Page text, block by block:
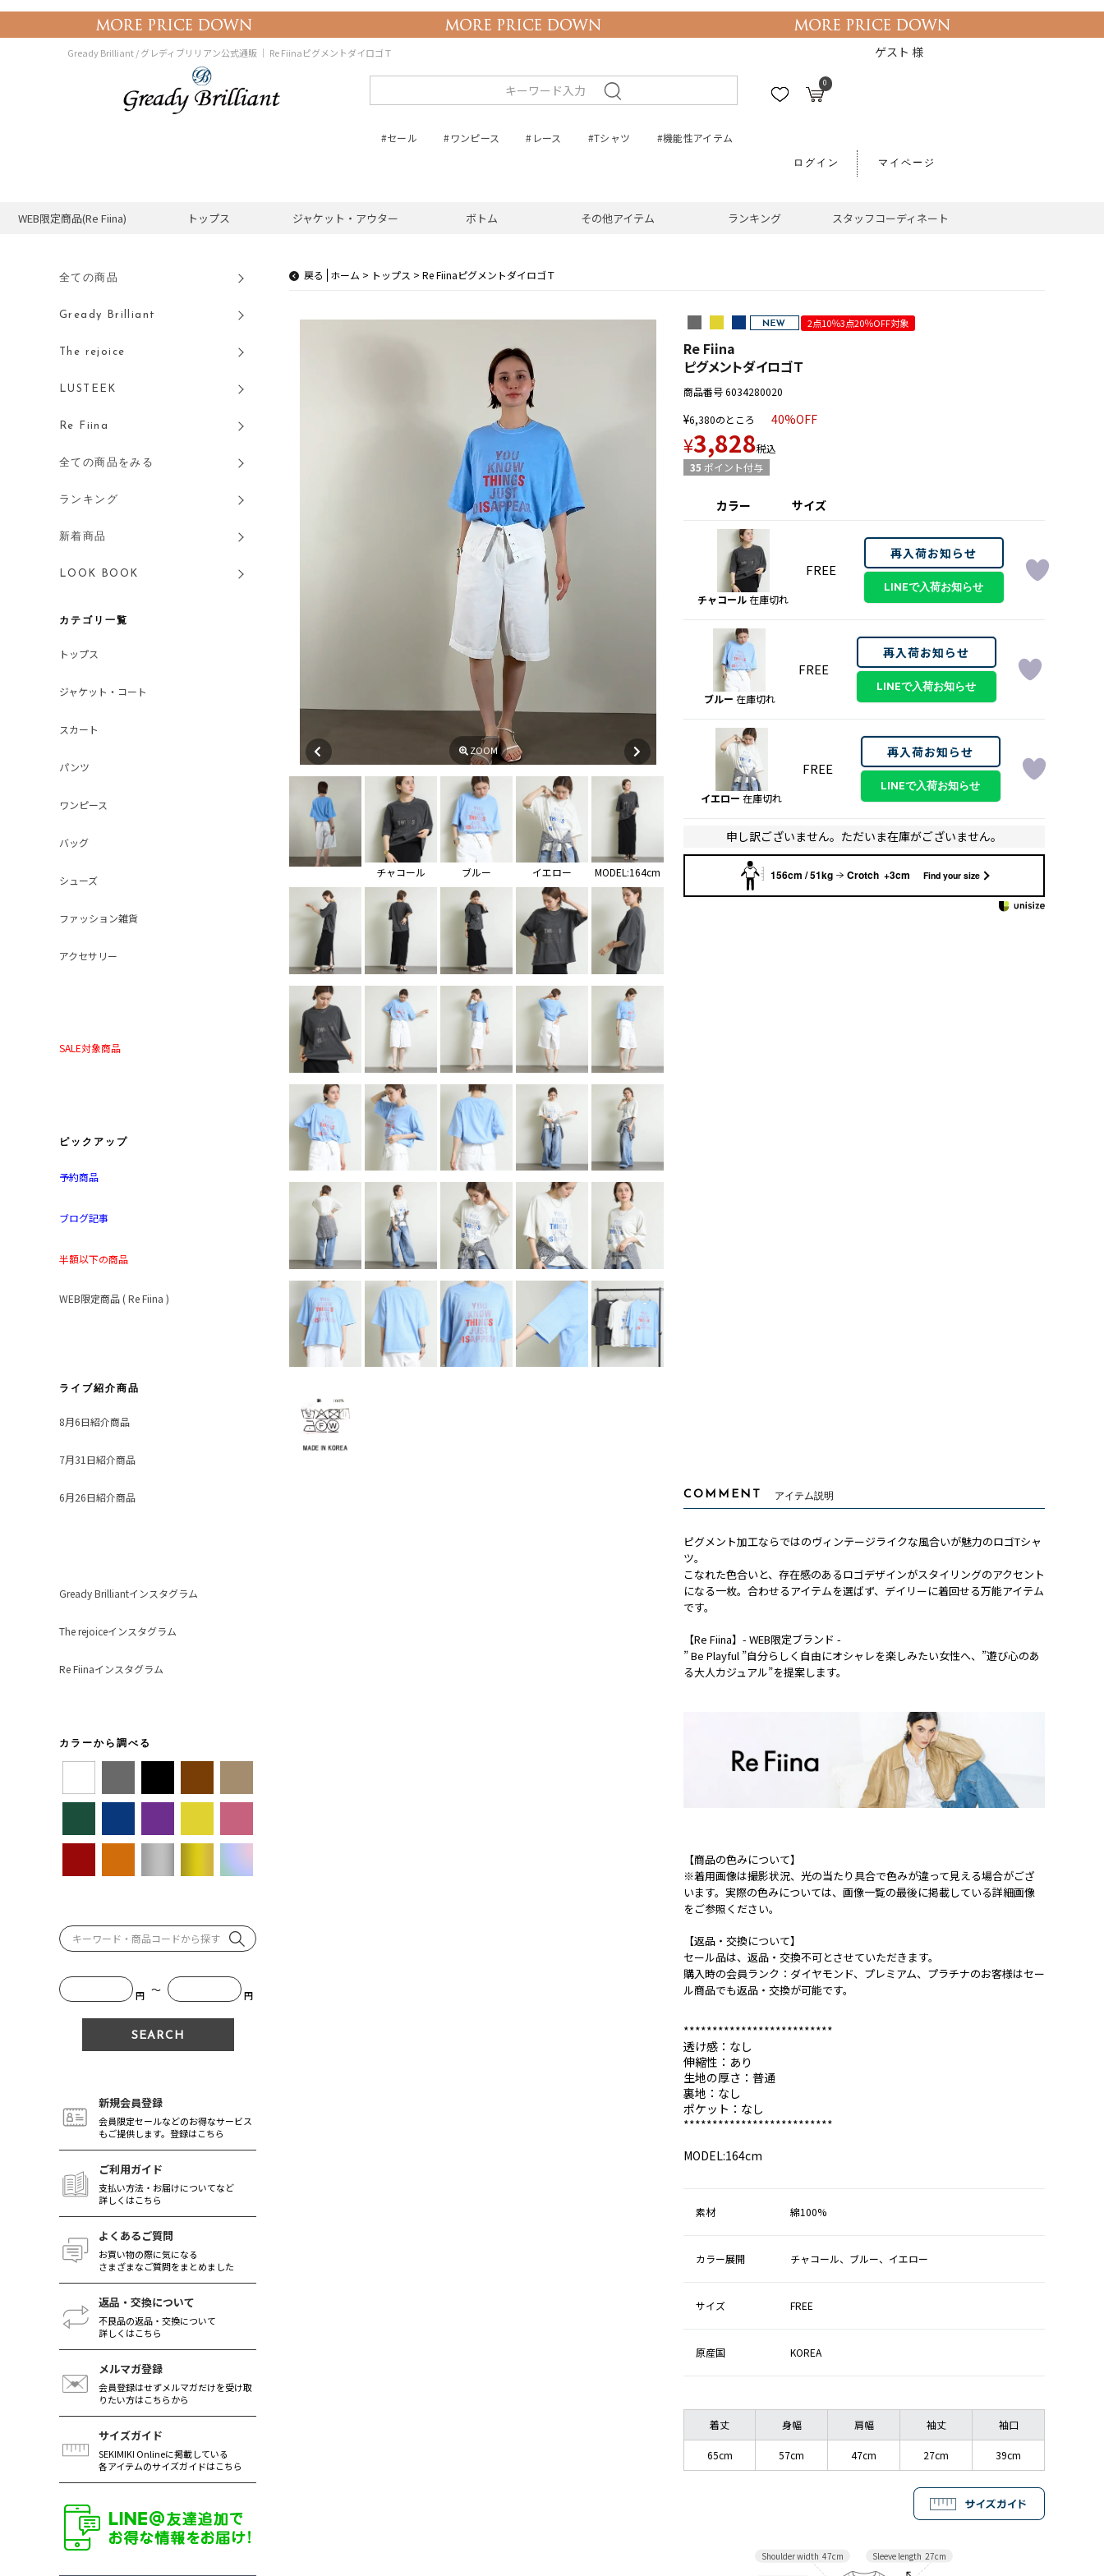
Gready Brilliant / グレディブリリアン公式通販 ｜ Re FiinaピグメントダイロゴＴ ゲスト 様
0
#セール #ワンピース #レース #Tシャツ #機能性アイテム
ログイン マイページ
WEB限定商品(Re Fiina) トップス ジャケット・アウター ボトム その他アイテム ランキング スタッフコーディネート
全ての商品
Gready Brilliant
The rejoice
LUSTEEK
Re Fiina
全ての商品をみる
ランキング
新着商品
LOOK BOOK
カテゴリ一覧
トップス
ジャケット・コート
スカート
パンツ
ワンピース
バッグ
シューズ
ファッション雑貨
アクセサリー
SALE対象商品
ピックアップ
予約商品
ブログ記事
半額以下の商品
WEB限定商品 ( Re Fiina )
ライブ紹介商品
8月6日紹介商品
7月31日紹介商品
6月26日紹介商品
Gready Brilliantインスタグラム
The rejoiceインスタグラム
Re Fiinaインスタグラム
カラーから調べる
円 ～ 円
新規会員登録
会員限定セールなどのお得なサービス
もご提供します。登録はこちら
ご利用ガイド
支払い方法・お届けについてなど
詳しくはこちら
よくあるご質問
お買い物の際に気になる
さまざまなご質問をまとめました
返品・交換について
不良品の返品・交換について
詳しくはこちら
メルマガ登録
会員登録はせずメルマガだけを受け取
りたい方はこちらから
サイズガイド
SEKIMIKI Onlineに掲載している
各アイテムのサイズガイドはこちら
トップス Re FiinaピグメントダイロゴＴ
戻る
ZOOM
チャコール ブルー イエロー MODEL:164cm
2点10％3点20％OFF対象
Re Fiina
ピグメントダイロゴＴ
商品番号6034280020
¥6,380のところ 40%OFF
¥3,828税込
35 ポイント付与
サイズ
カラー
チャコール在庫切れ
FREE
再入荷お知らせ
ブルー 在庫切れ
FREE
再入荷お知らせ
イエロー 在庫切れ
FREE
再入荷お知らせ
申し訳ございません。ただいま在庫がございません。
156cm / 51kg Crotch +3cm Find your size
COMMENT アイテム説明
ピグメント加工ならではのヴィンテージライクな風合いが魅力のロゴTシャ
ツ。
こなれた色合いと、存在感のあるロゴデザインがスタイリングのアクセント
になる一枚。合わせるアイテムを選ばず、デイリーに着回せる万能アイテム
です。
【Re Fiina】- WEB限定ブランド -
” Be Playful ”自分らしく自由にオシャレを楽しみたい女性へ、”遊び心のあ
る大人カジュアル”を提案します。
【商品の色みについて】
※着用画像は撮影状況、光の当たり具合で色みが違って見える場合がござ
います。実際の色みについては、画像一覧の最後に掲載している詳細画像
をご参照ください。
【返品・交換について】
セール品は、返品・交換不可とさせていただきます。
購入時の会員ランク：ダイヤモンド、プレミアム、プラチナのお客様はセー
ル商品でも返品・交換が可能です。
**************************
透け感：なし
伸縮性：あり
生地の厚さ：普通
裏地：なし
ポケット：なし
**************************
MODEL:164cm
素材 綿100%
カラー展開 チャコール、ブルー、イエロー
サイズ FREE
原産国 KOREA
着丈 身幅 肩幅 袖丈 袖口
65cm 57cm 47cm 27cm 39cm
Sleeve length 27cm
Shoulder width 47cm